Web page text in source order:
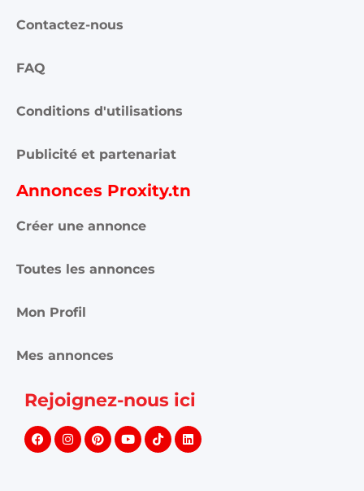
Contactez-nous
FAQ
Conditions d'utilisations
Publicité et partenariat
Annonces Proxity.tn
Créer une annonce
Toutes les annonces
Mon Profil
Mes annonces
Rejoignez-nous ici